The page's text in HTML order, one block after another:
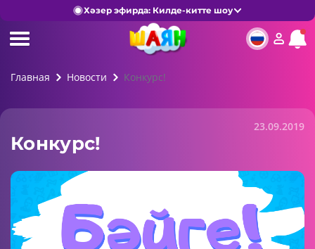
Хәзер эфирда: Килде-китте шоу
Главная Новости Конкурс!
23.09.2019
Конкурс!